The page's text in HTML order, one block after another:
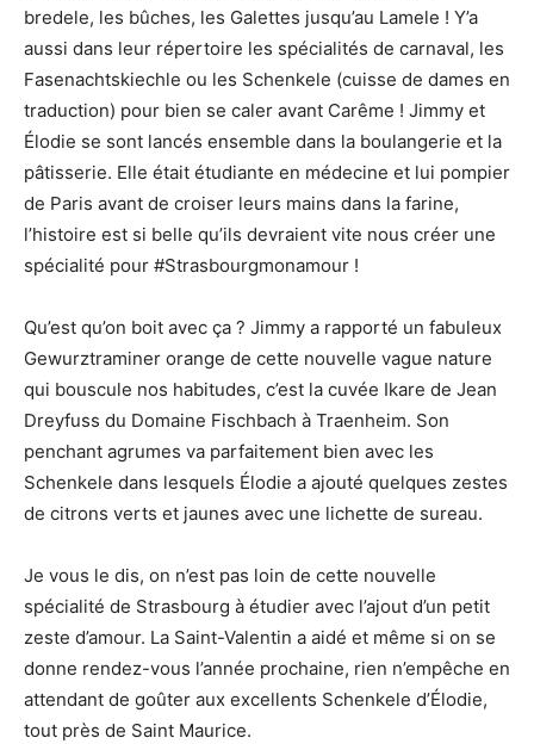
bredele, les bûches, les Galettes jusqu’au Lamele ! Y’a
aussi dans leur répertoire les spécialités de carnaval, les
Fasenachtskiechle ou les Schenkele (cuisse de dames en
traduction) pour bien se caler avant Carême ! Jimmy et
Élodie se sont lancés ensemble dans la boulangerie et la
pâtisserie. Elle était étudiante en médecine et lui pompier
de Paris avant de croiser leurs mains dans la farine,
l’histoire est si belle qu’ils devraient vite nous créer une
spécialité pour #Strasbourgmonamour !
Qu’est qu’on boit avec ça ? Jimmy a rapporté un fabuleux
Gewurztraminer orange de cette nouvelle vague nature
qui bouscule nos habitudes, c’est la cuvée Ikare de Jean
Dreyfuss du Domaine Fischbach à Traenheim. Son
penchant agrumes va parfaitement bien avec les
Schenkele dans lesquels Élodie a ajouté quelques zestes
de citrons verts et jaunes avec une lichette de sureau.
Je vous le dis, on n’est pas loin de cette nouvelle
spécialité de Strasbourg à étudier avec l’ajout d’un petit
zeste d’amour. La Saint-Valentin a aidé et même si on se
donne rendez-vous l’année prochaine, rien n’empêche en
attendant de goûter aux excellents Schenkele d’Élodie,
tout près de Saint Maurice.